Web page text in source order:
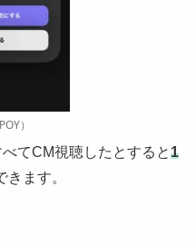
）
てCM視聴したとすると1
きます。